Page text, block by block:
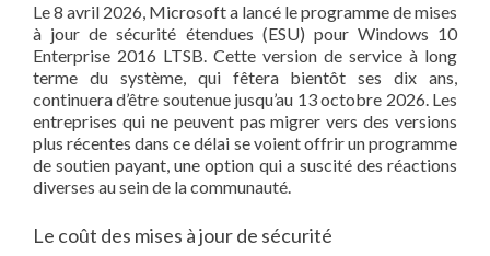
Le 8 avril 2026, Microsoft a lancé le programme de mises
à jour de sécurité étendues (ESU) pour Windows 10
Enterprise 2016 LTSB. Cette version de service à long
terme du système, qui fêtera bientôt ses dix ans,
continuera d’être soutenue jusqu’au 13 octobre 2026. Les
entreprises qui ne peuvent pas migrer vers des versions
plus récentes dans ce délai se voient offrir un programme
de soutien payant, une option qui a suscité des réactions
diverses au sein de la communauté.
Le coût des mises à jour de sécurité